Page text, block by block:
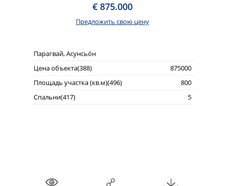
€ 875.000
Предложить свою цену
Парагвай, Асунсьо́н
Цена объекта(388)
875000
Площадь участка (кв.м)(496)
800
Спальни(417)
5